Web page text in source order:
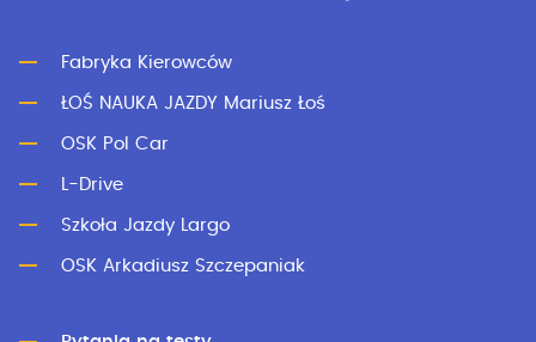
Fabryka Kierowców
ŁOŚ NAUKA JAZDY Mariusz Łoś
OSK Pol Car
L-Drive
Szkoła Jazdy Largo
OSK Arkadiusz Szczepaniak